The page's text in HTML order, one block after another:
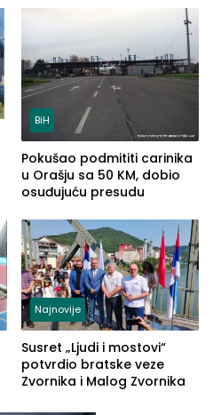
BiH
Pokušao podmititi carinika
u Orašju sa 50 KM, dobio
osuđujuću presudu
Najnovije
Susret „Ljudi i mostovi“
potvrdio bratske veze
Zvornika i Malog Zvornika